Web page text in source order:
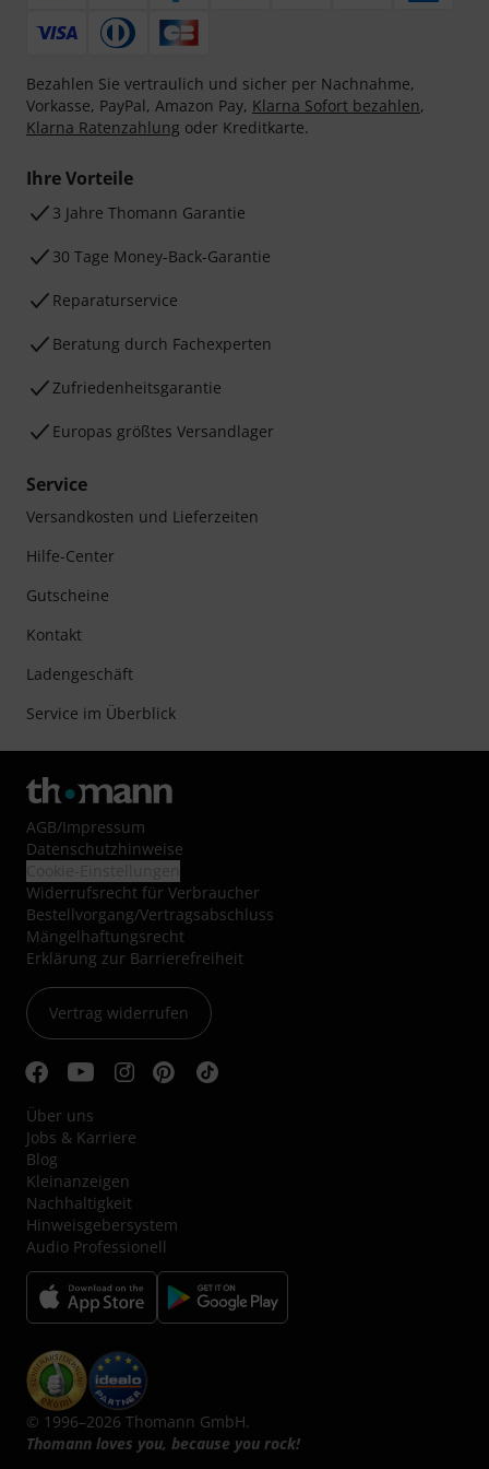
Bezahlen Sie vertraulich und sicher per Nachnahme,
Vorkasse, PayPal, Amazon Pay, Klarna Sofort bezahlen,
Klarna Ratenzahlung oder Kreditkarte.
Ihre Vorteile
3 Jahre Thomann Garantie
30 Tage Money-Back-Garantie
Reparaturservice
Beratung durch Fachexperten
Zufriedenheitsgarantie
Europas größtes Versandlager
Service
Versandkosten und Lieferzeiten
Hilfe-Center
Gutscheine
Kontakt
Ladengeschäft
Service im Überblick
AGB/Impressum
Datenschutzhinweise
Widerrufsrecht für Verbraucher
Bestellvorgang/Vertragsabschluss
Mängelhaftungsrecht
Erklärung zur Barrierefreiheit
Vertrag widerrufen
Über uns
Jobs & Karriere
Blog
Kleinanzeigen
Nachhaltigkeit
Hinweisgebersystem
Audio Professionell
© 1996–2026 Thomann GmbH.
Thomann loves you, because you rock!